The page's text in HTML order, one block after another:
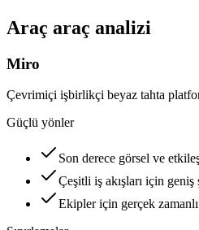
Araç araç analizi
Miro
Çevrimiçi işbirlikçi beyaz tahta
Güçlü yönler
Son derece görsel ve
Çeşitli iş akışları için
Ekipler için gerçek